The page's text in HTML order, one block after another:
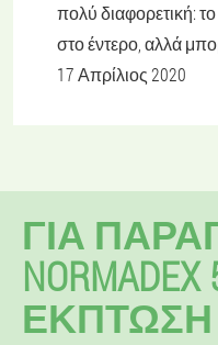
πολύ διαφορετική:
στο έντερο, αλλά
17 Απρίλιος 2020
ΓΙΑ
NORMADEX
ΕΚΠΤΩΣΗ